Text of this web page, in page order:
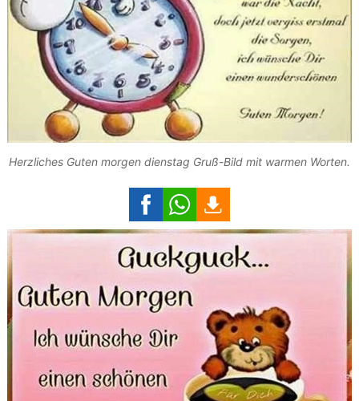
Herzliches Guten morgen dienstag Gruß-Bild mit warmen Worten.